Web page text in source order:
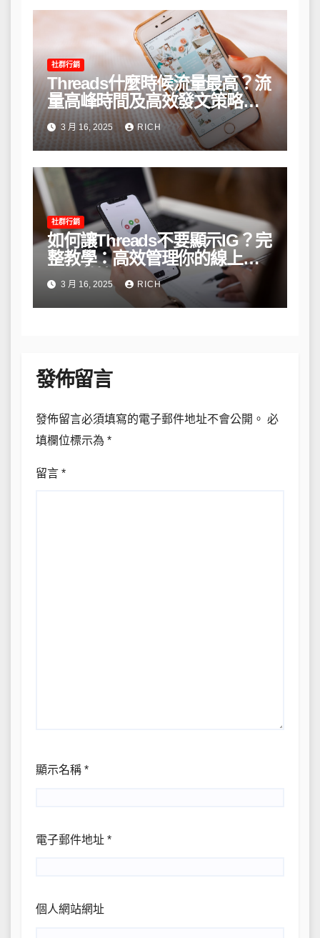
社群行銷
Threads什麼時候流量最高？流
量高峰時間及高效發文策略攻
略3 月 16, 2025 RICH
社群行銷
如何讓Threads不要顯示IG？完
整教學：高效管理你的線上隱
私與數據安全
3 月 16, 2025 RICH
發佈留言
發佈留言必須填寫的電子郵件地址不會公開。 必
填欄位標示為 *
留言 *
顯示名稱 *
電子郵件地址 *
個人網站網址